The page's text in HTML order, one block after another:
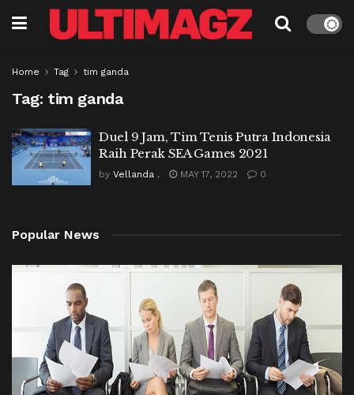
Home Tag tim ganda
Tag: tim ganda
Duel 9 Jam, Tim Tenis Putra Indonesia
Raih Perak SEA Games 2021
by Vellanda . MAY 17, 2022 0
Popular News